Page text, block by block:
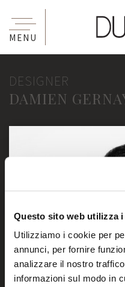
Questo sito web utilizza
Utilizziamo i cookie per
annunci, per fornire
analizzare il nostro
informazioni sul modo in
MENU
DESIGNER
DAMIEN